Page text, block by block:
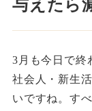
与えたら
3月も今日で終
社会人・新生
いですね。す